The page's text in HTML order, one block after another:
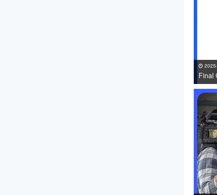
Final
件 免